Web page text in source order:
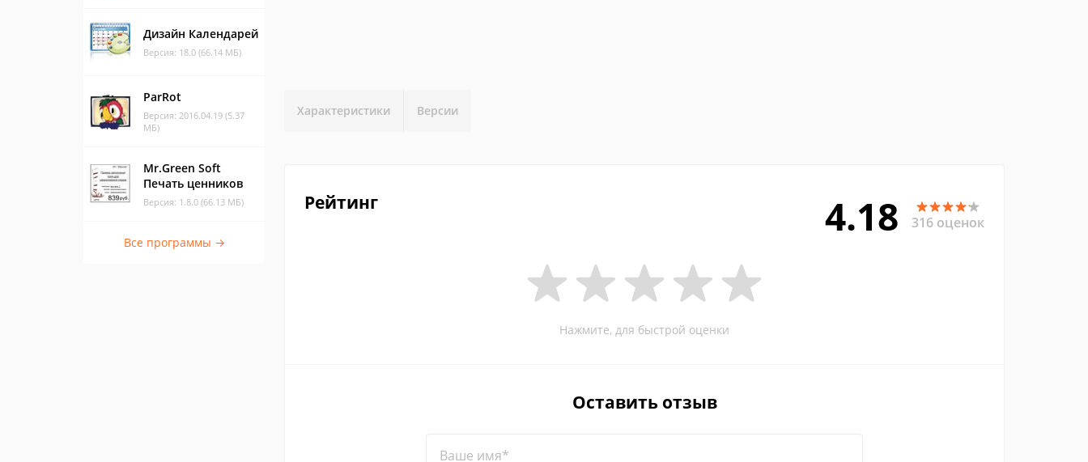
Дизайн Календарей
Версия: 18.0 (66.14 МБ)
ParRot
Версия: 2016.04.19 (5.37
МБ)
Mr.Green Soft
Печать ценников
Версия: 1.8.0 (66.13 МБ)
Все программы →
Характеристики Версии
Рейтинг 4.18 316 оценок
Нажмите, для быстрой оценки
Оставить отзыв
Ваше имя*